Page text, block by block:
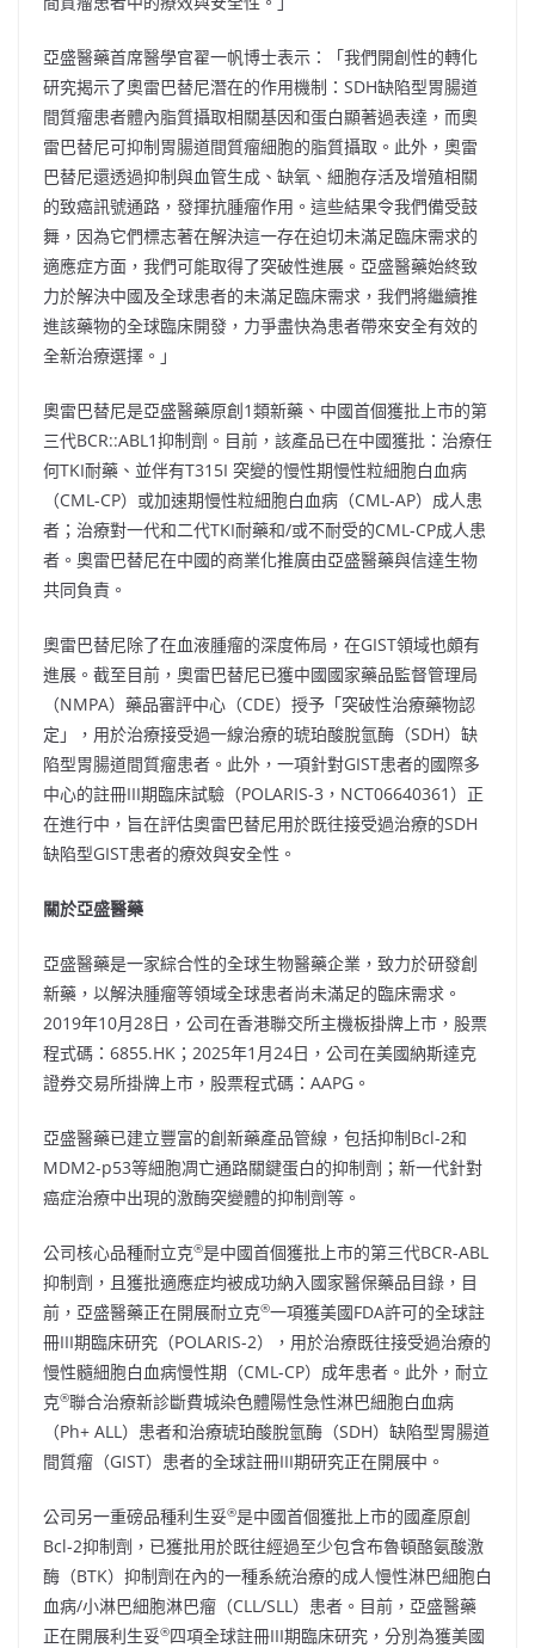
亞盛醫藥首席醫學官翟一帆博士表示：「我們開創性的轉化
研究揭示了奧雷巴替尼潛在的作用機制：SDH缺陷型胃腸道
間質瘤患者體內脂質攝取相關基因和蛋白顯著過表達，而奧
雷巴替尼可抑制胃腸道間質瘤細胞的脂質攝取。此外，奧雷
巴替尼還透過抑制與血管生成、缺氧、細胞存活及增殖相關
的致癌訊號通路，發揮抗腫瘤作用。這些結果令我們備受鼓
舞，因為它們標志著在解決這一存在迫切未滿足臨床需求的
適應症方面，我們可能取得了突破性進展。亞盛醫藥始終致
力於解決中國及全球患者的未滿足臨床需求，我們將繼續推
進該藥物的全球臨床開發，力爭盡快為患者帶來安全有效的
全新治療選擇。」
奧雷巴替尼是亞盛醫藥原創1類新藥、中國首個獲批上市的第
三代BCR::ABL1抑制劑。目前，該產品已在中國獲批：治療任
何TKI耐藥、並伴有T315I 突變的慢性期慢性粒細胞白血病
（CML-CP）或加速期慢性粒細胞白血病（CML-AP）成人患
者；治療對一代和二代TKI耐藥和/或不耐受的CML-CP成人患
者。奧雷巴替尼在中國的商業化推廣由亞盛醫藥與信達生物
共同負責。
奧雷巴替尼除了在血液腫瘤的深度佈局，在GIST領域也頗有
進展。截至目前，奧雷巴替尼已獲中國國家藥品監督管理局
（NMPA）藥品審評中心（CDE）授予「突破性治療藥物認
定」，用於治療接受過一線治療的琥珀酸脫氫酶（SDH）缺
陷型胃腸道間質瘤患者。此外，一項針對GIST患者的國際多
中心的註冊III期臨床試驗（POLARIS-3，NCT06640361）正
在進行中，旨在評估奧雷巴替尼用於既往接受過治療的SDH
缺陷型GIST患者的療效與安全性。
關於亞盛醫藥
亞盛醫藥是一家綜合性的全球生物醫藥企業，致力於研發創
新藥，以解決腫瘤等領域全球患者尚未滿足的臨床需求。
2019年10月28日，公司在香港聯交所主機板掛牌上市，股票
程式碼：6855.HK；2025年1月24日，公司在美國納斯達克
證券交易所掛牌上市，股票程式碼：AAPG。
亞盛醫藥已建立豐富的創新藥產品管線，包括抑制Bcl-2和
MDM2-p53等細胞凋亡通路關鍵蛋白的抑制劑；新一代針對
癌症治療中出現的激酶突變體的抑制劑等。
公司核心品種耐立克®是中國首個獲批上市的第三代BCR-ABL
抑制劑，且獲批適應症均被成功納入國家醫保藥品目錄，目
前，亞盛醫藥正在開展耐立克®一項獲美國FDA許可的全球註
冊III期臨床研究（POLARIS-2），用於治療既往接受過治療的
慢性髓細胞白血病慢性期（CML-CP）成年患者。此外，耐立
克®聯合治療新診斷費城染色體陽性急性淋巴細胞白血病
（Ph+ ALL）患者和治療琥珀酸脫氫酶（SDH）缺陷型胃腸道
間質瘤（GIST）患者的全球註冊III期研究正在開展中。
公司另一重磅品種利生妥®是中國首個獲批上市的國產原創
Bcl-2抑制劑，已獲批用於既往經過至少包含布魯頓酪氨酸激
酶（BTK）抑制劑在內的一種系統治療的成人慢性淋巴細胞白
血病/小淋巴細胞淋巴瘤（CLL/SLL）患者。目前，亞盛醫藥
正在開展利生妥®四項全球註冊III期臨床研究，分別為獲美國